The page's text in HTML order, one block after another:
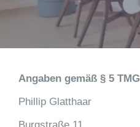
Angaben gemäß § 5 TMG
Phillip Glatthaar